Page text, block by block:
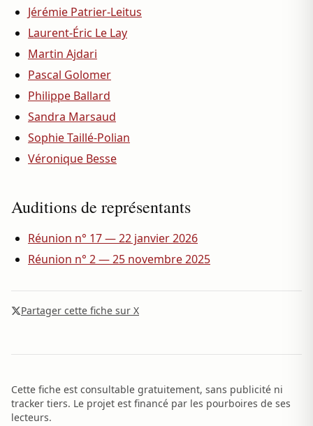
Jérémie Patrier-Leitus
Laurent-Éric Le Lay
Martin Ajdari
Pascal Golomer
Philippe Ballard
Sandra Marsaud
Sophie Taillé-Polian
Véronique Besse
Auditions de représentants
Réunion n° 17 — 22 janvier 2026
Réunion n° 2 — 25 novembre 2025
Partager cette fiche sur X
Cette fiche est consultable gratuitement, sans publicité ni
tracker tiers. Le projet est financé par les pourboires de ses
lecteurs.